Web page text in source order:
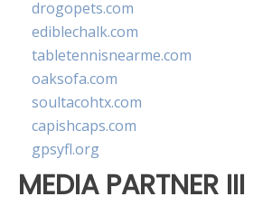
drogopets.com
ediblechalk.com
tabletennisnearme.com
oaksofa.com
soultacohtx.com
capishcaps.com
gpsyfl.org
MEDIA PARTNER III